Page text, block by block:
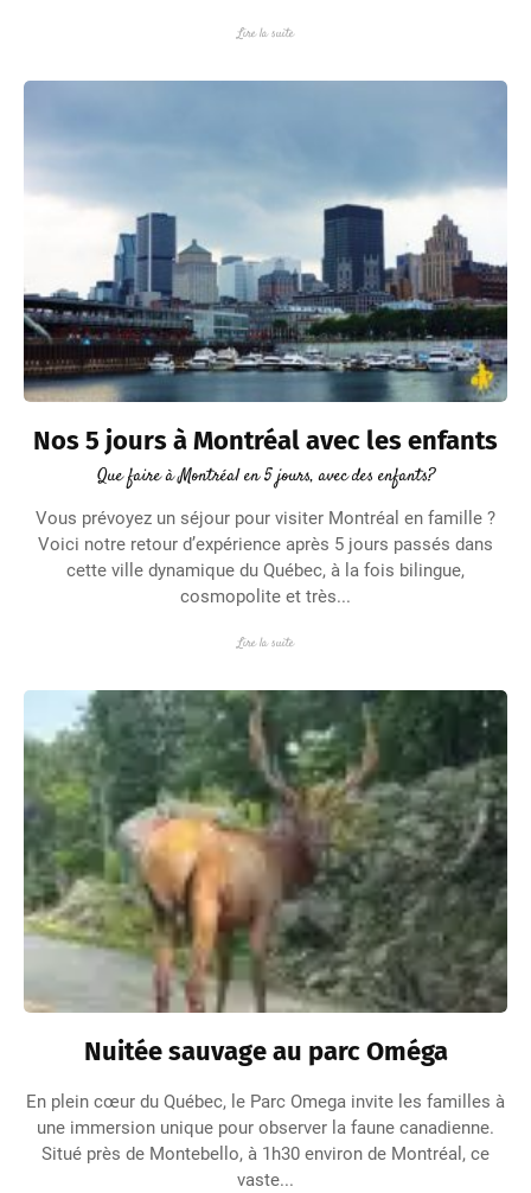
Lire la suite
Nos 5 jours à Montréal avec les enfants
Que faire à Montréal en 5 jours, avec des enfants?
Vous prévoyez un séjour pour visiter Montréal en famille ?
Voici notre retour d’expérience après 5 jours passés dans
cette ville dynamique du Québec, à la fois bilingue,
cosmopolite et très...
Lire la suite
Nuitée sauvage au parc Oméga
En plein cœur du Québec, le Parc Omega invite les familles à
une immersion unique pour observer la faune canadienne.
Situé près de Montebello, à 1h30 environ de Montréal, ce
vaste...